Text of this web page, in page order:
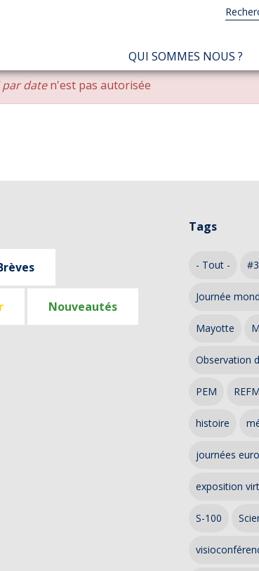
NAVIGATION
PRINCIPALE
QUI SOMMES NOUS ?
par daten'est pas autorisée
Nouveautés
Tags
- Tout -
Journée
Mayotte
Observation
PEM
histoire
journées
exposition
S-100